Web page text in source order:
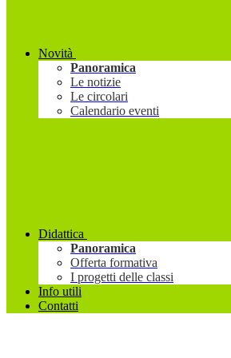
Novità
Panoramica
Le notizie
Le circolari
Calendario eventi
Didattica
Panoramica
Offerta formativa
I progetti delle classi
Info utili
Contatti